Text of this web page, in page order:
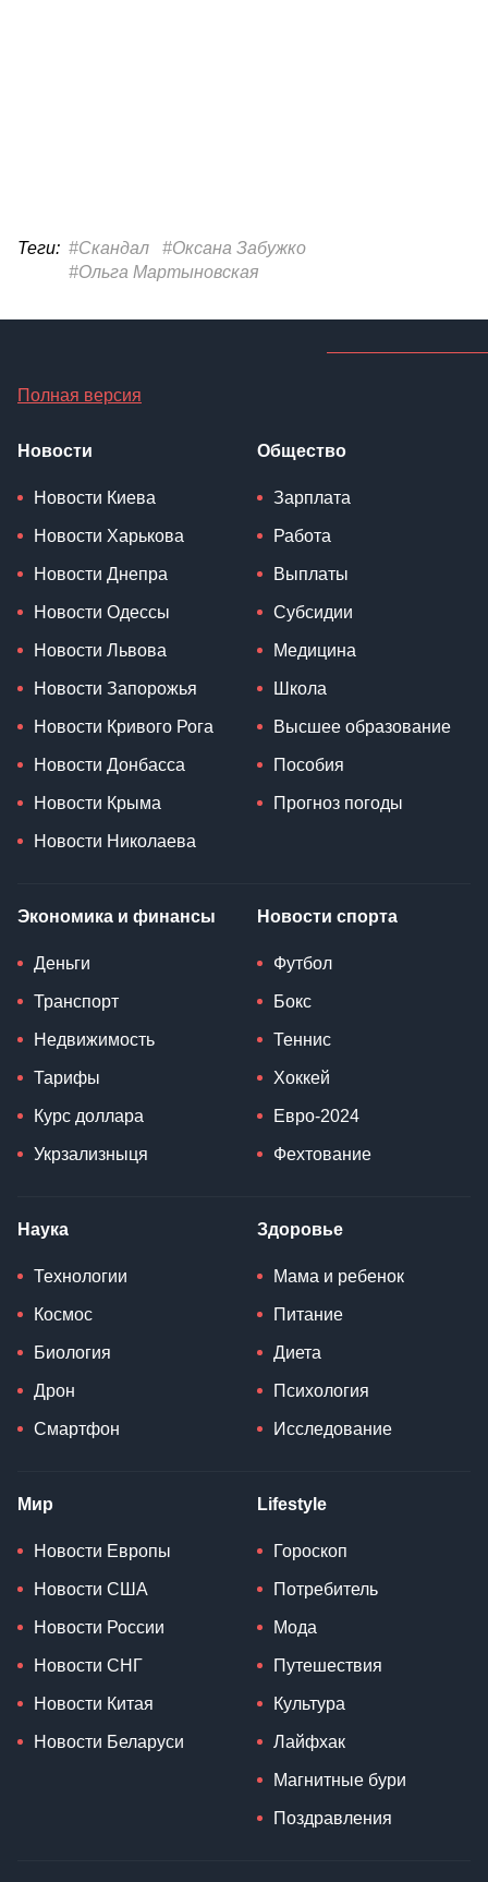
Теги: #Скандал
#Оксана Забужко
#Ольга Мартыновская
Полная версия
Новости
Новости Киева
Новости Харькова
Новости Днепра
Новости Одессы
Новости Львова
Новости Запорожья
Новости Кривого Рога
Новости Донбасса
Новости Крыма
Новости Николаева
Общество
Зарплата
Работа
Выплаты
Субсидии
Медицина
Школа
Высшее образование
Пособия
Прогноз погоды
Экономика и финансы
Деньги
Транспорт
Недвижимость
Тарифы
Курс доллара
Укрзализныця
Новости спорта
Футбол
Бокс
Теннис
Хоккей
Евро-2024
Фехтование
Наука
Технологии
Космос
Биология
Дрон
Смартфон
Здоровье
Мама и ребенок
Питание
Диета
Психология
Исследование
Мир
Новости Европы
Новости США
Новости России
Новости СНГ
Новости Китая
Новости Беларуси
Lifestyle
Гороскоп
Потребитель
Мода
Путешествия
Культура
Лайфхак
Магнитные бури
Поздравления